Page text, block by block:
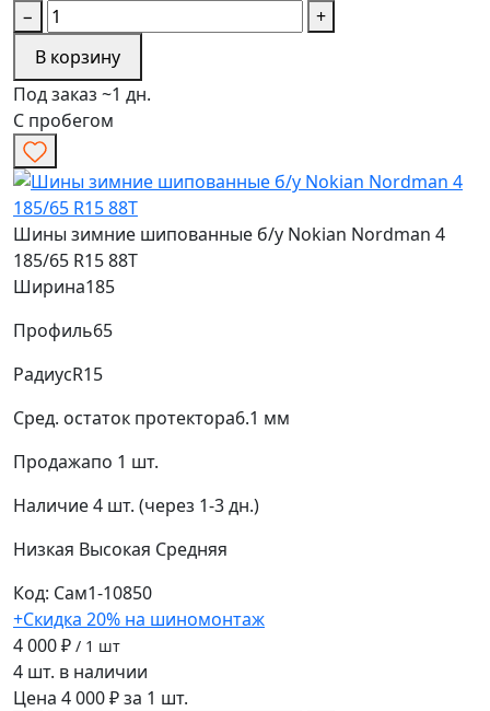
−
+
В корзину
Под заказ ~1 дн.
С пробегом
Шины зимние шипованные б/у Nokian Nordman 4
185/65 R15 88T
Ширина185
Профиль65
РадиусR15
Сред. остаток протектора6.1 мм
Продажапо 1 шт.
Наличие4 шт. (через 1-3 дн.)
Низкая Высокая Средняя
Код: Сам1-10850
+Скидка 20% на шиномонтаж
4 000 ₽ / 1 шт
4 шт. в наличии
Цена 4 000 ₽ за 1 шт.